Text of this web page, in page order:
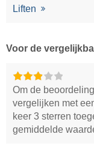
Liften
Voor de
Om de
vergelijken met
keer 3 sterren
gemiddelde